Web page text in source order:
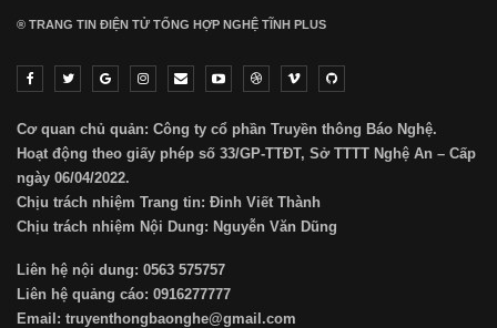
® TRANG TIN ĐIỆN TỬ ТỔNG HỢP NGHỆ TĨNH PLUS
Cơ quan chủ quản: Công ty cổ phần Truyền thông Báo Nghệ.
Hoạt động theo giấy phép số 33/GP-TTĐT, Sở TTTT Nghệ An – Cấp
ngày 06/04/2022.
Chịu trách nhiệm Trang tin: Đinh Viết Thành
Chịu trách nhiệm Nội Dung: Nguyễn Văn Dũng
Liên hệ nội dung: 0563 575757
Liên hệ quảng cáo: 0916277777
Email: truyenthongbaonghe@gmail.com